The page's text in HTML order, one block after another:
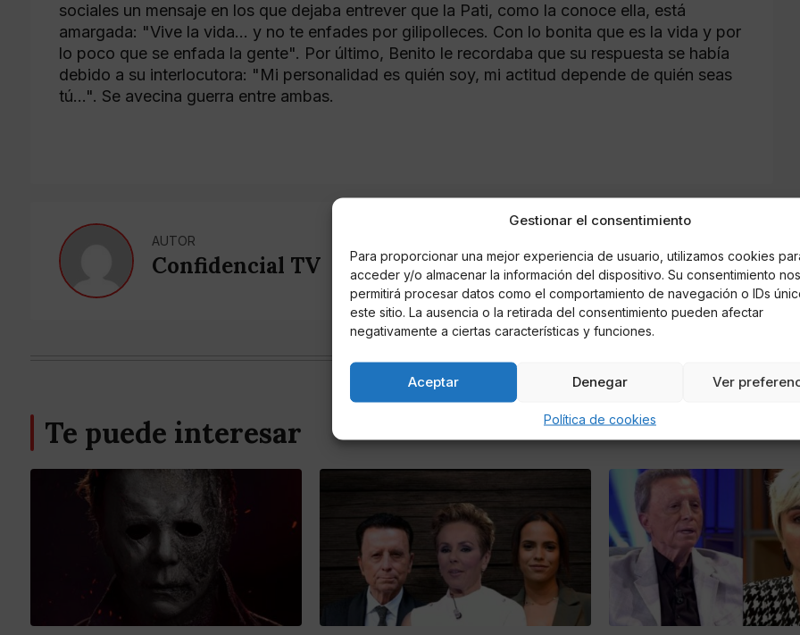
Gestionar el consentimiento
Para proporcionar una mejor experiencia de usuario, utilizamos cookies
acceder y/o almacenar la información del dispositivo. Su consentimiento nos
permitirá procesar datos como el comportamiento de navegación o IDs
este sitio. La ausencia o la retirada del consentimiento pueden afectar
negativamente a ciertas características y funciones.
Aceptar Denegar Ver
Política de cookies
sociales un mensaje en los que dejaba entrever que la Pati, como la conoce ella, está
amargada: "Vive la vida… y no te enfades por gilipolleces. Con lo bonita que es la vida y por
lo poco que se enfada la gente". Por último, Benito le recordaba que su respuesta se había
debido a su interlocutora: "Mi personalidad es quién soy, mi actitud depende de quién seas
tú…". Se avecina guerra entre ambas.
AUTOR
Confidencial TV
Te puede interesar